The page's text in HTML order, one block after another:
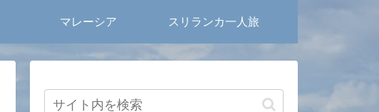
マレーシア スリランカ一人旅